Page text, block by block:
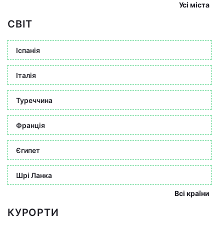
Усі міста
СВІТ
Іспанія
Італія
Туреччина
Франція
Єгипет
Шрі Ланка
Всі країни
КУРОРТИ